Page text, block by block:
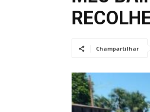
Champartilhar